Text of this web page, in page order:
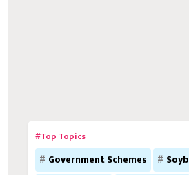
#Top Topics
Government Schemes